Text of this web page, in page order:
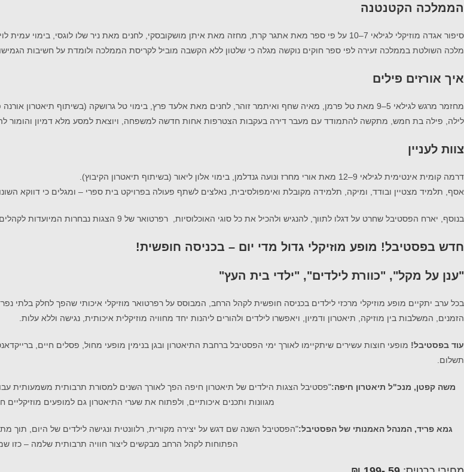
הממלכה הקטנטנה
סיפור אגדה מוזיקלי לגילאי 7–10 על פי ספר מאת אתגר קרת, מחזה מאת איתן מושקובסקי, לחנים מאת ניר שלו לוגסי, בימוי עמית לוי (בשיתוף תיאטרון המדיטק).
מלכה השולטת בממלכה זעירה לפי ספר חוקים נוקשה מגלה כי שלטון ללא הקשבה מוביל לקריסת הממלכה ולומדת על חשיבות
איך אורזים פילים
מחזמר מרגש לגילאי 5–9 מאת טל פרמן, מאיה שחף ואיתמר זוהר, לחנים מאת אלעד פרץ, בימוי טל גרושקה (בשיתוף תיאטרון אורנה פורת).
לילה, פילה בת חמש, מתקשה להתמודד עם מעבר דירה בעקבות הצטרפות אחות חדשה למשפחה, ויוצאת למסע מלא דמיון והומור
צוות לעניין
דרמה קומית אינטימית לגילאי 9–12 מאת אורי מחרז ונועה גנדלמן, בימוי אלון ליאור (בשיתוף תיאטרון הקיבוץ).
אסף, תלמיד מצטיין ובודד, ומיקה, תלמידה מקובלת ואימפולסיבית, נאלצים לשתף פעולה בפרויקט בית ספרי – ומגלים כי דווקא
בנוסף, יארח הפסטיבל שחרט על דגלו לתווך, להנגיש ולהכיל את כל סוגי האוכלוסיות, רפרטואר של 9 הצגות נבחרות המיועדות לקהלים שונים, ביניהם הצגות בערבית, הצגות ברוסית והצגות ייעודיות לילדים עם צרכים מיוחדים.
חדש בפסטיבל! מופע מוזיקלי גדול מדי יום – בכניסה חופשית!
"ענן על מקל", "כוורת לילדים", "ילדי בית העץ"
בכל ערב יתקיים מופע מוזיקלי מרכזי לילדים בכניסה חופשית לקהל הרחב, המבוסס על רפרטואר מוזיקלי איכותי שהפך לחלק בלתי
הזמנים, המשלבות בין מוזיקה, תיאטרון ודמיון, ויאפשרו לילדים ולהורים ליהנות יחד מחוויה מוזיקלית איכותית, נגישה וללא עלות.
עוד בפסטיבל! מופעי חוצות עשירים שיתקיימו לאורך ימי הפסטיבל ברחבת התיאטרון ובגן בנימין מופעי מחול, פסלים חיים,
תשלום.
משה קפטן, מנכ"ל תיאטרון חיפה:"פסטיבל הצגות הילדים של תיאטרון חיפה הפך לאורך השנים למסורת תרבותית משמעותית
מגוונות ותכנים איכותיים, ולפתוח את שערי התיאטרון גם למופעים מוזיקליים
גמא פריד, המנהל האמנותי של הפסטיבל:"הפסטיבל השנה שם דגש על יצירה מקורית, רלוונטית ונגישה לילדים של היום, תוך
הפתוחות לקהל הרחב מבקשים ליצור חוויה תרבותית שלמה – כזו